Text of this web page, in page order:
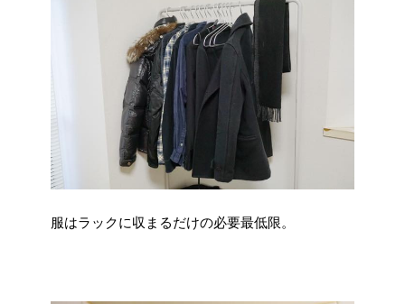
服はラックに収まるだけの必要最低限。